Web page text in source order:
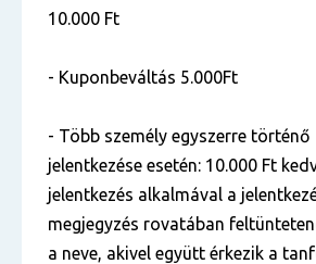
10.000 Ft
- Kuponbeváltás 5.000Ft
- Több személy egyszerre történő
jelentkezése esetén: 10.000 Ft
jelentkezés alkalmával a
megjegyzés rovatában
a neve, akivel együtt érkezik a